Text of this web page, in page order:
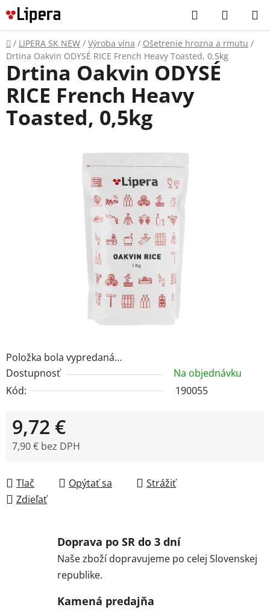
Prejsť
na
obsah
Hľadať
KOŠÍK
Domov
/ LIPERA SK NEW / Výroba vína / Ošetrenie hrozna a rmutu /
Drtina Oakvin ODYSÉ RICE French Heavy Toasted, 0,5kg
Položka bola vypredaná…
Dostupnosť
Na objednávku
Kód:
190055
9,72 €
7,90 € bez DPH
Tlač
Opýtať sa
Strážiť
Zdieľať
Drtina Oakvin ODYSÉ
RICE French Heavy
Toasted, 0,5kg
Doprava po SR do 3 dní
Naše zboží dopravujeme po celej Slovenskej
republike.
Kamená predajňa